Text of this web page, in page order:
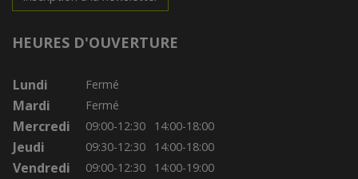
HEURES D'OUVERTURE
Lundi Fermé
Mardi Fermé
Mercredi 09:00-12:30 14:00-18:00
Jeudi 09:30-12:30 14:00-18:00
Vendredi 09:00-12:30 14:00-19:00